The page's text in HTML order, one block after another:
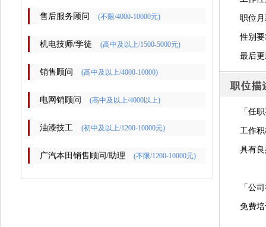
售后服务顾问 (不限/4000-10000元)
机电技师/学徒 (高中及以上/1500-5000元)
销售顾问 (高中及以上/4000-10000)
电网销顾问 (高中及以上/4000以上)
油漆技工 (初中及以上/1200-10000元)
广汽本田销售顾问/助理 (不限/1200-10000元)
职位月
性别
最后
「任
工作
具有
「公
免费